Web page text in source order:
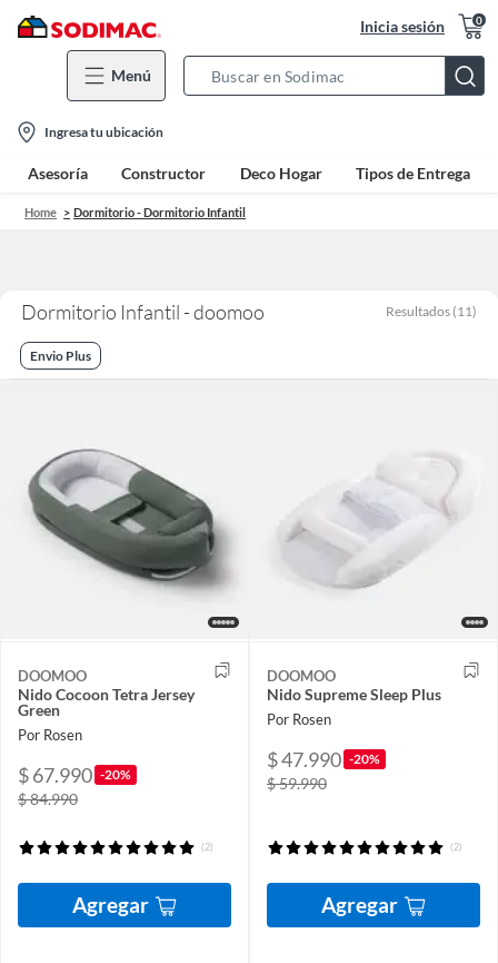
Inicia sesión 0
Menú
Bar
location-
icon
Ingresa tu ubicación
Asesoría Constructor Deco Hogar Tipos de Entrega
Home Dormitorio - Dormitorio Infantil
Dormitorio Infantil - doomoo Resultados (11)
Envio Plus
DOOMOO
Nido Cocoon Tetra Jersey
Green
Por Rosen
$ 67.990 -20%
$ 84.990
(2)
Agregar
DOOMOO
Nido Supreme Sleep Plus
Por Rosen
$ 47.990 -20%
$ 59.990
(2)
Agregar